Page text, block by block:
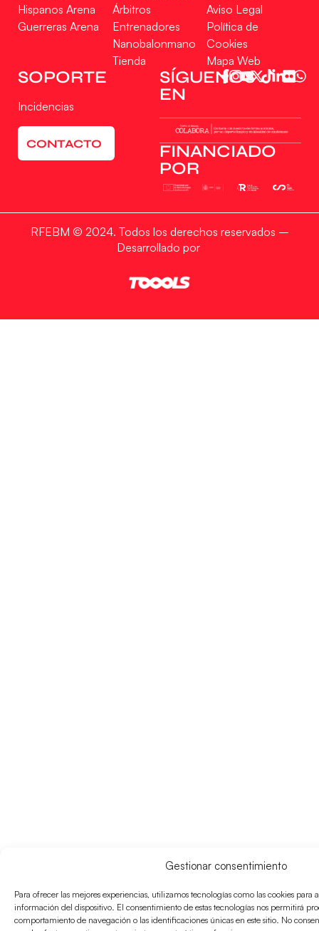
Gestionar consentimiento
Para ofrecer las mejores experiencias, utilizamos tecnologías como las cookies para
información del dispositivo. El consentimiento de estas tecnologías nos permitirá
comportamiento de navegación o las identificaciones únicas en este sitio. No
Hispanos Arena
Guerreras Arena
Árbitros
Entrenadores
Nanobalonmano
Tienda
Aviso Legal
Política de
Cookies
Mapa Web
SOPORTE
Incidencias
CONTACTO
SÍGUENOS
EN
FINANCIADO
POR
RFEBM © 2024. Todos los derechos reservados –
Desarrollado por